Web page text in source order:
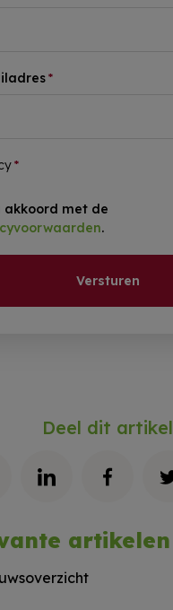
*
*
akkoord met de
.
Versturen
Deel dit artikel
artikelen